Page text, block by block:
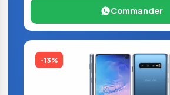
Commander
-13%